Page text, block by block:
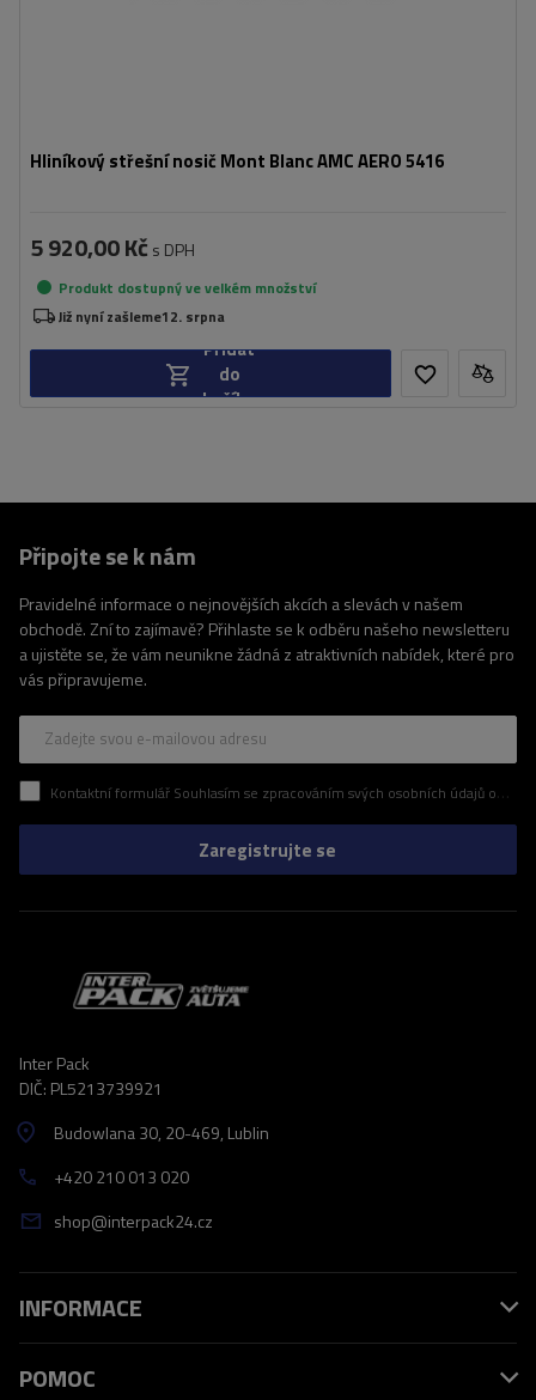
Hliníkový střešní nosič Mont Blanc AMC AERO 5416
5 920,00 Kč s DPH
Produkt dostupný ve velkém množství
Již nyní zašleme12. srpna
Přidat
do
košíku
Připojte se k nám
Pravidelné informace o nejnovějších akcích a slevách v našem
obchodě. Zní to zajímavě? Přihlaste se k odběru našeho newsletteru
a ujistěte se, že vám neunikne žádná z atraktivních nabídek, které pro
vás připravujeme.
Zadejte svou e-mailovou adresu
Kontaktní formulář Souhlasím se zpracováním svých osobních údajů obsažených v kontaktním formuláři v souladu s nařízením Evropského parlamentu a Rady (EU)
Zaregistrujte se
Inter Pack
DIČ: PL5213739921
Budowlana 30, 20-469, Lublin
+420 210 013 020
shop@interpack24.cz
INFORMACE
POMOC